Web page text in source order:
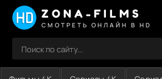
ZONA-FILMS
СМОТРЕТЬ ОНЛАЙН В HD